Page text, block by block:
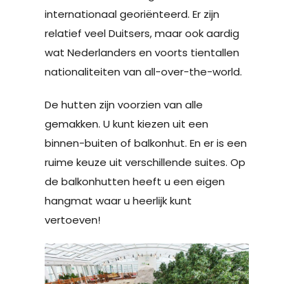
internationaal georiënteerd. Er zijn
relatief veel Duitsers, maar ook aardig
wat Nederlanders en voorts tientallen
nationaliteiten van all-over-the-world.
De hutten zijn voorzien van alle
gemakken. U kunt kiezen uit een
binnen-buiten of balkonhut. En er is een
ruime keuze uit verschillende suites. Op
de balkonhutten heeft u een eigen
hangmat waar u heerlijk kunt
vertoeven!